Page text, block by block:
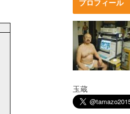
プロフィール
玉蔵